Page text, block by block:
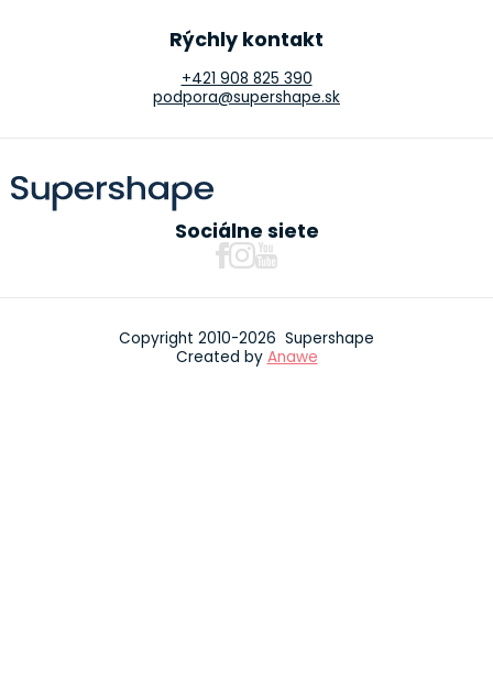
Rýchly kontakt
+421 908 825 390
podpora@supershape.sk
Sociálne siete
Copyright 2010-2026 Supershape
Created by Anawe